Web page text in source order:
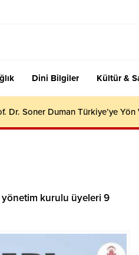
Dini Bilgiler Kültür &
Dr. Soner Duman Türkiye’ye Yön
yönetim kurulu üyeleri 9